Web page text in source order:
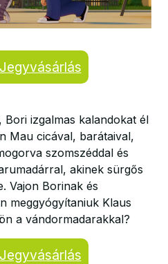
izgalmas kalandokat él
Mau cicával, barátaival,
szomszéddal és
akinek sürgős
Vajon Borinak és
meggyógyítaniuk Klaus
a vándormadarakkal?